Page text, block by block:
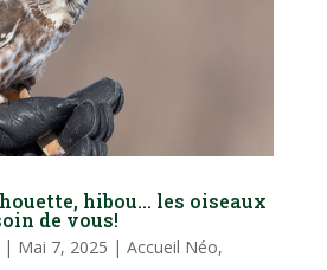
hibou… les oiseaux
de vous!
| Mai 7, 2025 | Accueil Néo,